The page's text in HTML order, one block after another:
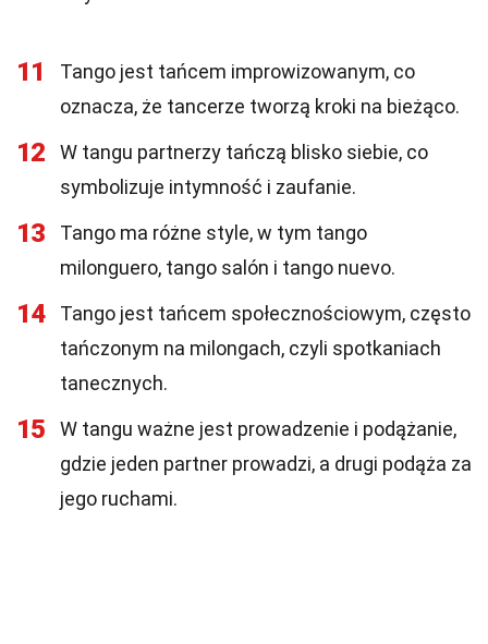
11
Tango jest tańcem improwizowanym, co
oznacza, że tancerze tworzą kroki na bieżąco.
12
W tangu partnerzy tańczą blisko siebie, co
symbolizuje intymność i zaufanie.
13
Tango ma różne style, w tym tango
milonguero, tango salón i tango nuevo.
14
Tango jest tańcem społecznościowym, często
tańczonym na milongach, czyli spotkaniach
tanecznych.
15
W tangu ważne jest prowadzenie i podążanie,
gdzie jeden partner prowadzi, a drugi podąża za
jego ruchami.